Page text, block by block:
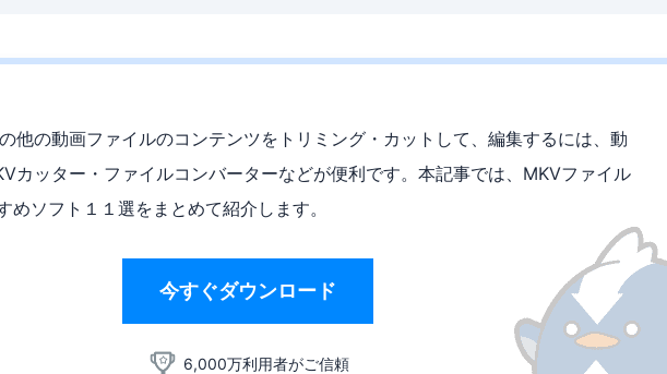
他の動画ファイルのコンテンツをトリミング・カットして、編集するには、動
カッター・ファイルコンバーターなどが便利です。本記事では、MKVファイル
めソフト１１選をまとめて紹介します。
今すぐダウンロード
6,000万利用者がご信頼